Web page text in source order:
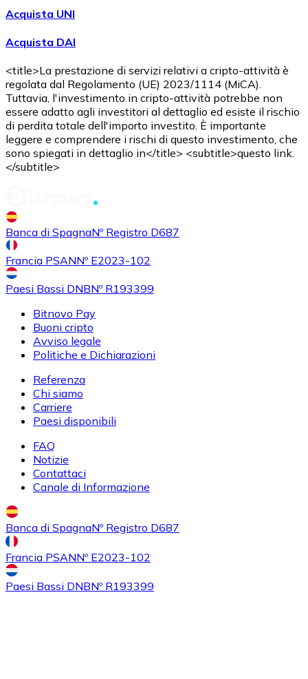
AcquistareAvalanche
Acquistare
SHIB
AcquistareUniswap
UNI
Acquistare
ETC
Acquista UNI
Acquista DAI
<title>La prestazione di servizi relativi a cripto-attività è
regolata dal Regolamento (UE) 2023/1114 (MiCA).
Tuttavia, l'investimento in cripto-attività potrebbe non
essere adatto agli investitori al dettaglio ed esiste il rischio
di perdita totale dell'importo investito. È importante
leggere e comprendere i rischi di questo investimento, che
sono spiegati in dettaglio in</title> <subtitle>questo link.
</subtitle>
Banca di SpagnaNº Registro D687
Francia PSANNº E2023-102
Paesi Bassi DNBNº R193399
Bitnovo Pay
Buoni cripto
Avviso legale
Politiche e Dichiarazioni
Referenza
Chi siamo
Carriere
Paesi disponibili
FAQ
Notizie
Contattaci
Canale di Informazione
Banca di SpagnaNº Registro D687
Francia PSANNº E2023-102
Paesi Bassi DNBNº R193399